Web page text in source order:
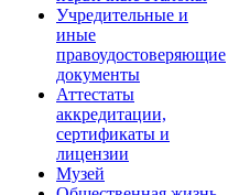
Учредительные и
иные
правоудостоверяющие
документы
Аттестаты
аккредитации,
сертификаты и
лицензии
Музей